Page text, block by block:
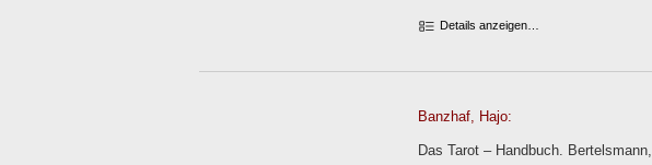
Details anzeigen…
Banzhaf, Hajo:
Das Tarot – Handbuch.